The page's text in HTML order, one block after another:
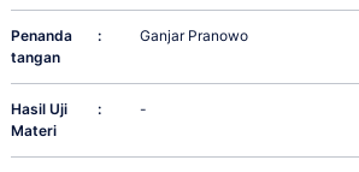
Penanda
tangan
: Ganjar Pranowo
Hasil Uji
Materi
: -